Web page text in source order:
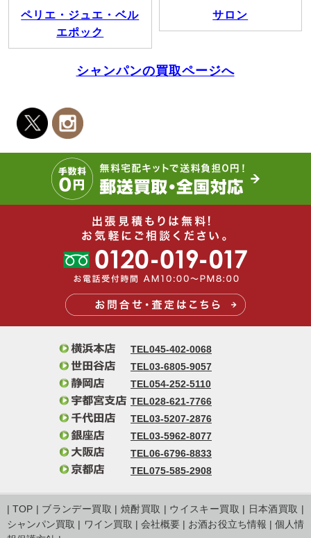
ペリエ・ジュエ・ベル
エポック
サロン
シャンパンの買取ページへ
TEL045-402-0068
TEL03-6805-9057
TEL054-252-5110
TEL028-621-7766
TEL03-5207-2876
TEL03-5962-8077
TEL06-6796-8833
TEL075-585-2908
|TOP | ブランデー買取 | 焼酎買取 | ウイスキー買取 | 日本酒買取 |
シャンパン買取 | ワイン買取 | 会社概要 | お酒お役立ち情報 | 個人情